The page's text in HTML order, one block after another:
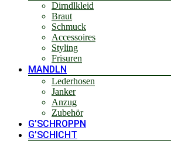
Dirndlkleid
Braut
Schmuck
Accessoires
Styling
Frisuren
MANDLN
Lederhosen
Janker
Anzug
Zubehör
G’SCHROPPN
G’SCHICHT